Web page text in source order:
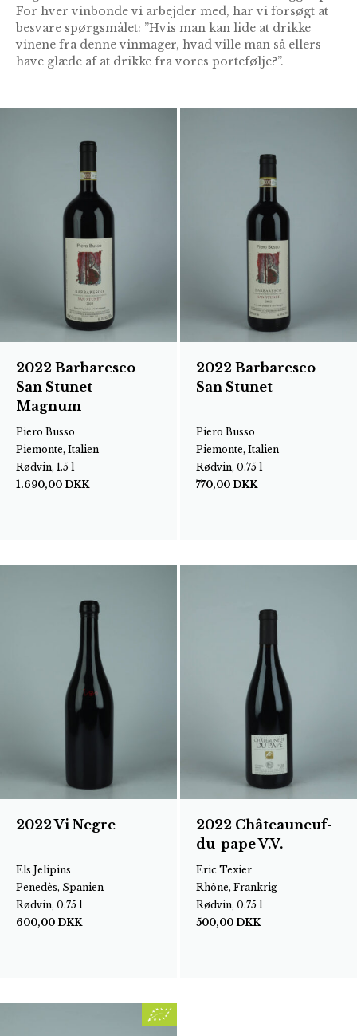
For hver vinbonde vi arbejder med, har vi forsøgt at
besvare spørgsmålet: ”Hvis man kan lide at drikke
vinene fra denne vinmager, hvad ville man så ellers
have glæde af at drikke fra vores portefølje?”.
2022 Barbaresco
San Stunet -
Magnum
Piero Busso
Piemonte, Italien
Rødvin, 1.5 l
1.690,00 DKK
2022 Barbaresco
San Stunet
Piero Busso
Piemonte, Italien
Rødvin, 0.75 l
770,00 DKK
2022 Vi Negre
Els Jelipins
Penedès, Spanien
Rødvin, 0.75 l
600,00 DKK
2022 Châteauneuf-
du-pape V.V.
Eric Texier
Rhône, Frankrig
Rødvin, 0.75 l
500,00 DKK